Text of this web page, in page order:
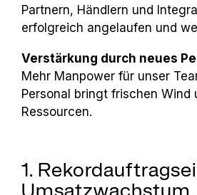
Partnern, Händlern und
erfolgreich angelaufen und
Verstärkung durch neues
Mehr Manpower für unser
Personal bringt frischen Wind
Ressourcen.
1.